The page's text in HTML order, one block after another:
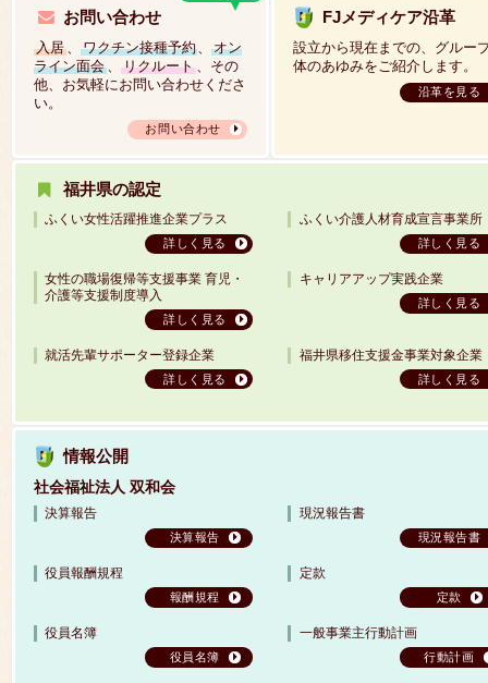
お問い合わせ
入居、 ワクチン接種予約、オン
ライン面会、 リクルート、その
他、お気軽にお問い合わせくださ
い。
お問い合わせ
FJメディケア沿革
設立から現在までの、グルー
体のあゆみをご紹介します。
沿革を見る
福井県の認定
ふくい女性活躍推進企業プラス
詳しく見る
ふくい介護人材育成宣言事業所
詳しく見る
女性の職場復帰等支援事業 育児・
介護等支援制度導入
詳しく見る
キャリアアップ実践企業
詳しく見る
就活先輩サポーター登録企業
詳しく見る
福井県移住支援金事業対象企業
詳しく見る
情報公開
社会福祉法人 双和会
決算報告
決算報告
現況報告書
現況報告書
役員報酬規程
報酬規程
定款
定款
役員名簿
役員名簿
一般事業主行動計画
行動計画